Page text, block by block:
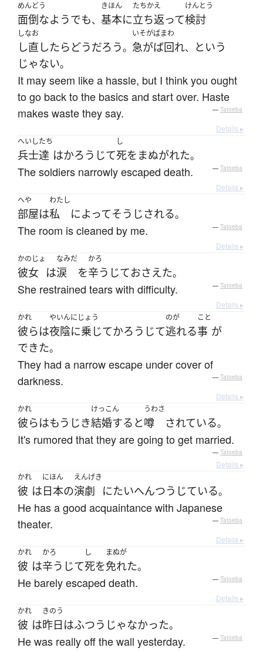
めんどう
面倒なようでも、
きほん
基本に
たちかえ
立ち返って
けんとう
検討
しなお
し直したら どうだろう。
いそがばまわ
急がば回れ、
という
じゃない。
It may seem like a hassle, but I think you ought
to go back to the basics and start over. Haste
makes waste they say.
— Tatoeba
Details ▸
へいし
兵士
たち
達 はかろうじて
し
死を まぬがれた。
The soldiers narrowly escaped death. — Tatoeba
Details ▸
へや
部屋は
わたし
私 によってそうじされる。
The room is cleaned by me. — Tatoeba
Details ▸
かのじょ
彼女 は
なみだ
涙 を
かろ
辛うじておさえた。
She restrained tears with difficulty. — Tatoeba
Details ▸
かれ
彼らは
やいんにじょう
夜陰に乗じてかろうじて
のが
逃れる
こと
事 が
できた。
They had a narrow escape under cover of
darkness.
— Tatoeba
Details ▸
かれ
彼らはもうじき
けっこん
結婚する と
うわさ
噂 されている。
It's rumored that they are going to get married.
— Tatoeba
Details ▸
かれ
彼 は
にほん
日本の
えんげき
演劇 にたいへんつうじている。
He has a good acquaintance with Japanese
theater.
— Tatoeba
Details ▸
かれ
彼 は
かろ
辛うじて
し
死を
まぬが
免れた。
He barely escaped death. — Tatoeba
Details ▸
かれ
彼 は
きのう
昨日 はふつう じゃなかった。
He was really off the wall yesterday. — Tatoeba